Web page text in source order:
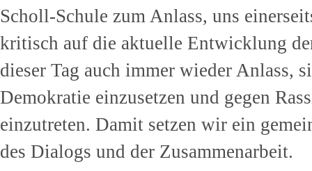
Scholl-Schule zum Anlass, uns
kritisch auf die aktuelle Entwicklung
dieser Tag auch immer wieder Anlass,
Demokratie einzusetzen und gegen
einzutreten. Damit setzen wir ein
des Dialogs und der Zusammenarbeit.